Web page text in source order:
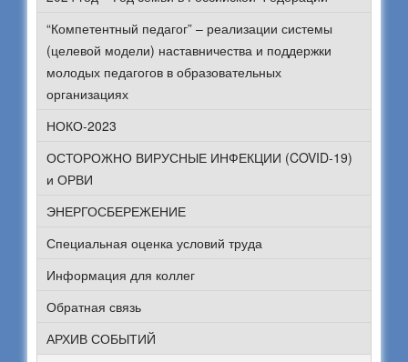
“Компетентный педагог” – реализации системы
(целевой модели) наставничества и поддержки
молодых педагогов в образовательных
организациях
НОКО-2023
ОСТОРОЖНО ВИРУСНЫЕ ИНФЕКЦИИ (COVID-19)
и ОРВИ
ЭНЕРГОСБЕРЕЖЕНИЕ
Специальная оценка условий труда
Информация для коллег
Обратная связь
АРХИВ СОБЫТИЙ